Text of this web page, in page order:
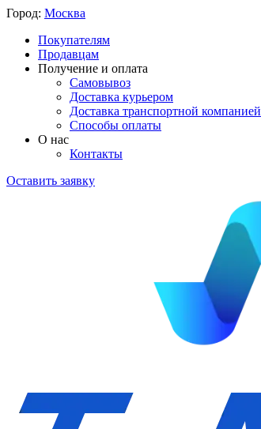
Город: Москва
Покупателям
Продавцам
Получение и оплата
Самовывоз
Доставка курьером
Доставка транспортной компанией
Способы оплаты
О нас
Контакты
Оставить заявку